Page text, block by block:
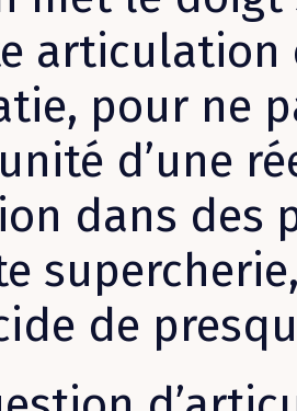
articulation
pour ne
d’une
dans des
de